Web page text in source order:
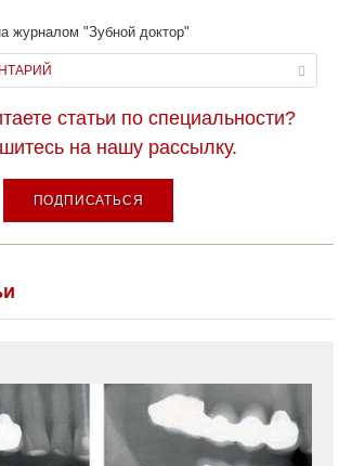
журналом "Зубной доктор"
статьи по специальности?
на нашу рассылку.
ПОДПИСАТЬСЯ